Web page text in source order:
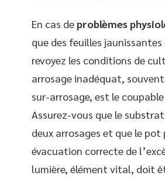
En cas de problèmes
que des feuilles
revoyez les conditions de
arrosage inadéquat,
sur-arrosage, est le
Assurez-vous que le
deux arrosages et que le pot
évacuation correcte de
lumière, élément vital, doit